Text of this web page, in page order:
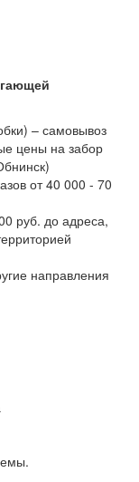
– самовывоз
цены на забор
от 40 000 - 70
руб. до адреса,
направления